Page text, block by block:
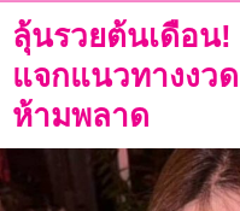
ลุ้นรวยต้นเดือน!
แจกแนวทางงว
ห้ามพลาด